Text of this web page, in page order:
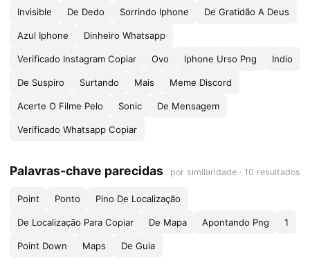
Invisible De Dedo Sorrindo Iphone De Gratidão A Deus
Azul Iphone Dinheiro Whatsapp
Verificado Instagram Copiar Ovo Iphone Urso Png Indio
De Suspiro Surtando Mais Meme Discord
Acerte O Filme Pelo Sonic De Mensagem
Verificado Whatsapp Copiar
Palavras-chave parecidas por similaridade · 10 resultados
Point Ponto Pino De Localização
De Localização Para Copiar De Mapa Apontando Png 1
Point Down Maps De Guia